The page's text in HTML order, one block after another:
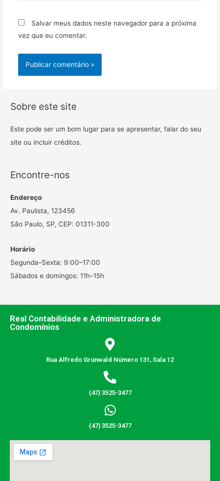
Salvar meus dados neste navegador para a próxima
vez que eu comentar.
Sobre este site
Este pode ser um bom lugar para se apresentar, falar do seu
site ou incluir créditos.
Encontre-nos
Endereço
Av. Paulista, 123456
São Paulo, SP, CEP: 01311-300
Horário
Segunda–Sexta: 9:00–17:00
Sábados e domingos: 11h–15h
Real Contabilidade e Administradora de
Condomínios
Rua Alfredo Grunwald Número 131, Sala 12
(47) 3525-3477
(47) 3525-3477